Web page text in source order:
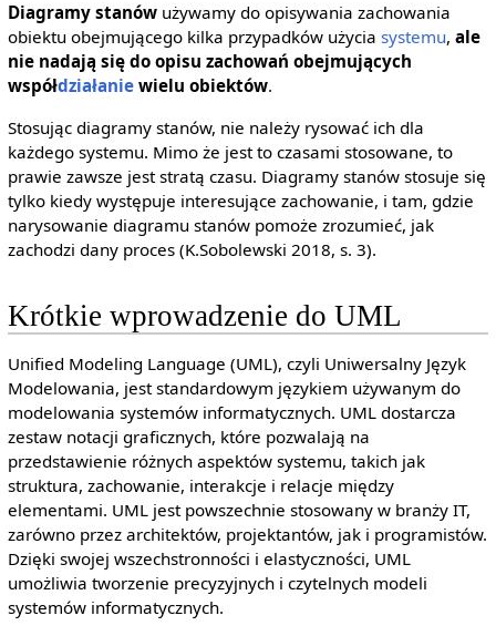
Diagramy stanówużywamy do opisywania zachowania
obiektu obejmującego kilka przypadków użycia systemu, ale
nie nadają się do opisu zachowań obejmujących
współdziałaniewielu obiektów.
Stosując diagramy stanów, nie należy rysować ich dla
każdego systemu. Mimo że jest to czasami stosowane, to
prawie zawsze jest stratą czasu. Diagramy stanów stosuje się
tylko kiedy występuje interesujące zachowanie, i tam, gdzie
narysowanie diagramu stanów pomoże zrozumieć, jak
zachodzi dany proces (K.Sobolewski 2018, s. 3).
Krótkie wprowadzenie do UML
Unified Modeling Language (UML), czyli Uniwersalny Język
Modelowania, jest standardowym językiem używanym do
modelowania systemów informatycznych. UML dostarcza
zestaw notacji graficznych, które pozwalają na
przedstawienie różnych aspektów systemu, takich jak
struktura, zachowanie, interakcje i relacje między
elementami. UML jest powszechnie stosowany w branży IT,
zarówno przez architektów, projektantów, jak i programistów.
Dzięki swojej wszechstronności i elastyczności, UML
umożliwia tworzenie precyzyjnych i czytelnych modeli
systemów informatycznych.